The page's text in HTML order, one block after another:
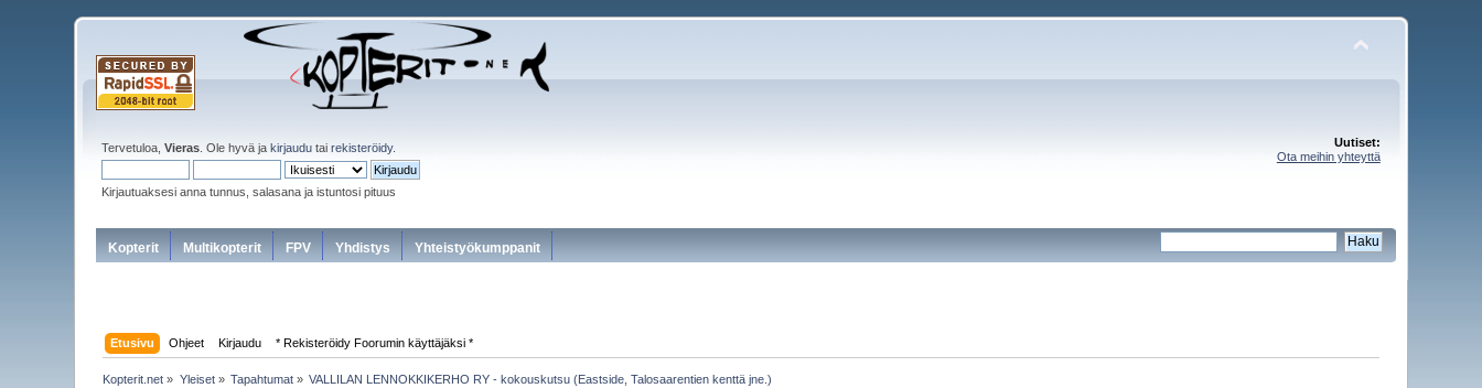
Tervetuloa,Vieras . Ole hyvä jakirjaudu tairekisteröidy.
Kirjautuaksesi anna tunnus, salasana ja istuntosi pituus
Uutiset:
Ota meihin yhteyttä
Kopterit Multikopterit FPV Yhdistys Yhteistyökumppanit
Etusivu Ohjeet Kirjaudu * Rekisteröidy Foorumin käyttäjäksi *
Kopterit.net » Yleiset» Tapahtumat » VALLILAN LENNOKKIKERHO RY - kokouskutsu (Eastside, Talosaarentien kenttä jne.)